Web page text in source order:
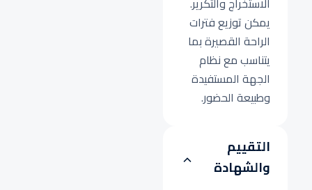
يمكن توزيع فترات
الراحة القصيرة بما
يتناسب مع نظام
الجهة المستفيدة
وطبيعة الحضور.
التقييم
والشهادة